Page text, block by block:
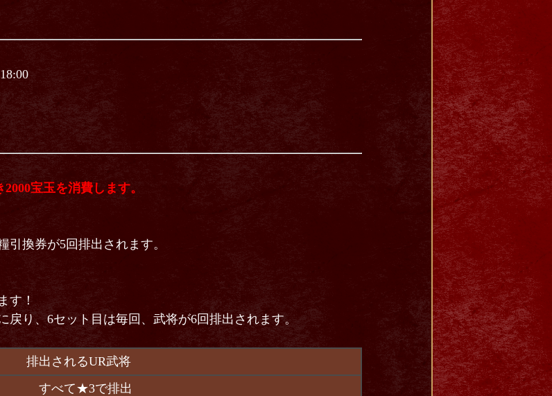
宝玉を消費します。
引換券が5回排出されます。
す！
戻り、6セット目は毎回、武将が6回排出されます。
排出されるUR武将
すべて★3で排出